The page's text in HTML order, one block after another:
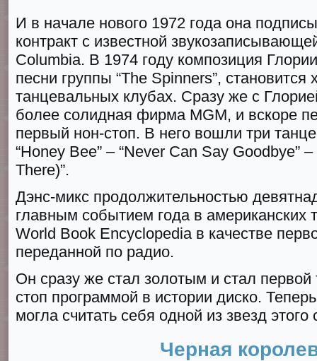
И в начале нового 1972 года она
контракт с известной
Cоlumbia. В 1974 году композиция
песни группы “Thе Spinnеrs”, становится
танцевальных клубах. Сразу же с
более солидная фирма MGM, и вскоре
первый нон-стоп. В него вошли три
“Hоney Beе” – “Nevеr Cаn Sаy Gоodbye”
Thеre)”.
Дэнс-микс продолжительностью
главным событием года в американских
Wоrld Bоok Encyclоpedia в качестве
переданной по радио.
Он сразу же стал золотым и стал первой
стоп программой в истории диско.
могла считать себя одной из звезд этого
Черная